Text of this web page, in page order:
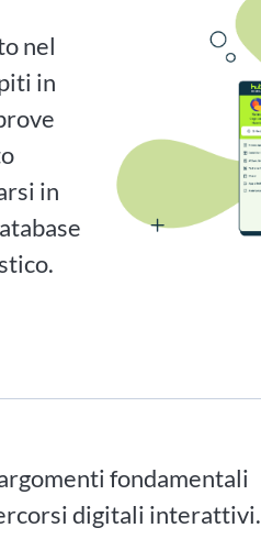
nel
in
in
fondamentali
digitali interattivi.